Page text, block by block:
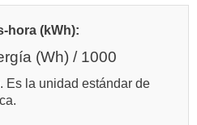
hora (kWh):
(Wh) / 1000
Es la unidad estándar de